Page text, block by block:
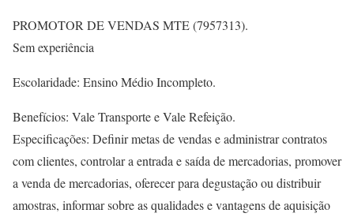
PROMOTOR DE VENDAS MTE (7957313).
Sem experiência
Escolaridade: Ensino Médio Incompleto.
Benefícios: Vale Transporte e Vale Refeição.
Especificações: Definir metas de vendas e administrar contratos
com clientes, controlar a entrada e saída de mercadorias, promover
a venda de mercadorias, oferecer para degustação ou distribuir
amostras, informar sobre as qualidades e vantagens de aquisição